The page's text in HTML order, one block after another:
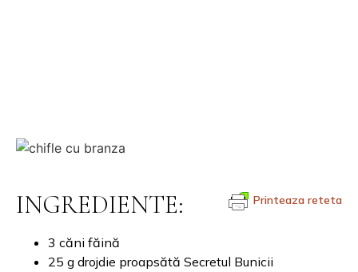
Printeaza reteta
INGREDIENTE:
3 căni făină
25 g drojdie proapsătă Secretul Bunicii